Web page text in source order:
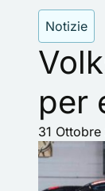
Notizie
per
31